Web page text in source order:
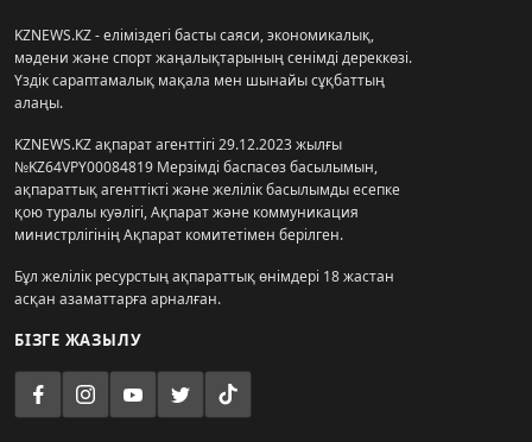
KZNEWS.KZ - еліміздегі басты саяси, экономикалық,
мәдени және спорт жаңалықтарының сенімді дереккөзі.
Үздік сараптамалық мақала мен шынайы сұқбаттың
алаңы.
KZNEWS.KZ ақпарат агенттігі 29.12.2023 жылғы
№KZ64VPY00084819 Мерзімді баспасөз басылымын,
ақпараттық агенттікті және желілік басылымды есепке
қою туралы куәлігі, Ақпарат және коммуникация
министрлігінің Ақпарат комитетімен берілген.
Бұл желілік ресурстың ақпараттық өнімдері 18 жастан
асқан азаматтарға арналған.
БІЗГЕ ЖАЗЫЛУ